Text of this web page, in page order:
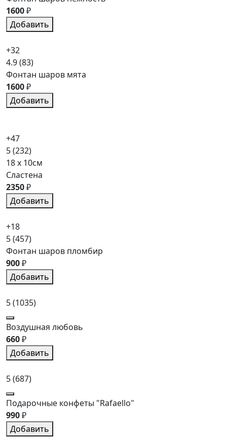
1600₽
Добавить
+32
4.9(83)
Фонтан шаров мята
1600₽
Добавить
+47
5(232)
18 x 10см
Сластена
2350₽
Добавить
+18
5(457)
Фонтан шаров пломбир
900₽
Добавить
5(1035)
Воздушная любовь
660₽
Добавить
5(687)
Подарочные конфеты "Rafaello"
990₽
Добавить